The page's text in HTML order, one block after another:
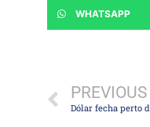
WHATSAPP
PREVIOUS